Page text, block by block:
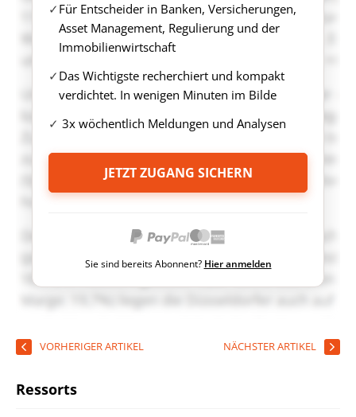
Für Entscheider in Banken, Versicherungen,
Asset Management, Regulierung und der
Immobilienwirtschaft
Das Wichtigste recherchiert und kompakt
verdichtet. In wenigen Minuten im Bilde
3x wöchentlich Meldungen und Analysen
JETZT ZUGANG SICHERN
Sie sind bereits Abonnent? Hier anmelden
VORHERIGER ARTIKEL NÄCHSTER ARTIKEL
Ressorts